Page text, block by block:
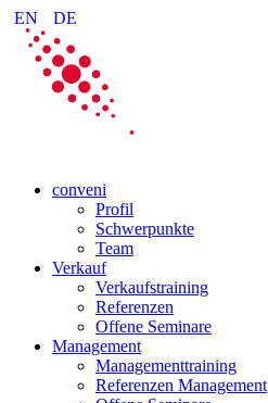
EN DE
conveni
Profil
Schwerpunkte
Team
Verkauf
Verkaufstraining
Referenzen
Offene Seminare
Management
Managementtraining
Referenzen Management